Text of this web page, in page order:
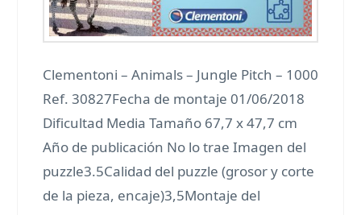
Clementoni – Animals – Jungle Pitch – 1000
Ref. 30827Fecha de montaje 01/06/2018
Dificultad Media Tamaño 67,7 x 47,7 cm
Año de publicación No lo trae Imagen del
puzzle3.5Calidad del puzzle (grosor y corte
de la pieza, encaje)3,5Montaje del